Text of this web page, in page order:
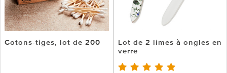
Cotons-tiges, lot de 200
Lot de 2 limes à ongles en
verre